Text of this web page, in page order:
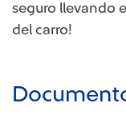
seguro llevando
del carro!